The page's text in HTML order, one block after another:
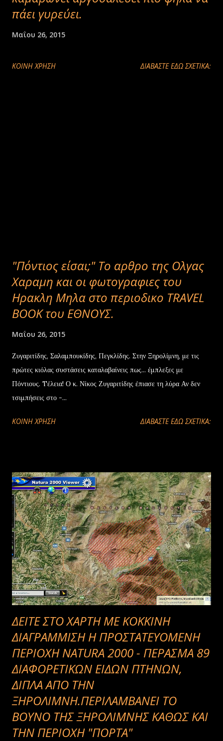
πάει γυρεύει.
Μαΐου 26, 2015
ΚΟΙΝΉ ΧΡΉΣΗ ΔΙΑΒΑΣΤΕ ΕΔΩ ΣΧΕΤΙΚΑ:
"Πόντιος είσαι;" Το αρθρο της Ολγας
Χαραμη και οι φωτογραφιες του
Ηρακλη Μηλα στο περιοδικο TRAVEL
BOOK του ΕΘΝΟΥΣ.
Μαΐου 26, 2015
Ζυγαριτίδης, Σαλαμπουκίδης, Πεγκλίδης. Στην Ξηρολίμνη, με τις
πρώτες κιόλας συστάσεις καταλαβαίνεις πως... έμπλεξες με
Πόντιους. Tέλεια! Ο κ. Νίκος Ζυγαριτίδης έπιασε τη λύρα Αν δεν
τσιμπήσεις στο -...
ΚΟΙΝΉ ΧΡΉΣΗ ΔΙΑΒΑΣΤΕ ΕΔΩ ΣΧΕΤΙΚΑ:
ΔΕΙΤΕ ΣΤΟ ΧΑΡΤΗ ΜΕ ΚΟΚΚΙΝΗ
ΔΙΑΓΡΑΜΜΙΣΗ Η ΠΡΟΣΤΑΤΕΥΟΜΕΝΗ
ΠΕΡΙΟΧΗ NATURA 2000 - ΠΕΡΑΣΜΑ 89
ΔΙΑΦΟΡΕΤΙΚΩΝ ΕΙΔΩΝ ΠΤΗΝΩΝ,
ΔΙΠΛΑ ΑΠΟ ΤΗΝ
ΞΗΡΟΛΙΜΝΗ.ΠΕΡΙΛΑΜΒΑΝΕΙ ΤΟ
ΒΟΥΝΟ ΤΗΣ ΞΗΡΟΛΙΜΝΗΣ ΚΑΘΩΣ ΚΑΙ
ΤΗΝ ΠΕΡΙΟΧΗ "ΠΟΡΤΑ"